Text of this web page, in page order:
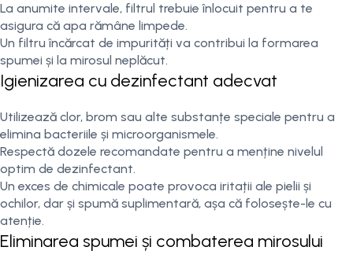
La anumite intervale, filtrul trebuie înlocuit pentru a te
asigura că apa rămâne limpede.
Un filtru încărcat de impurități va contribui la formarea
spumei și la mirosul neplăcut.
Igienizarea cu dezinfectant adecvat
Utilizează clor, brom sau alte substanțe speciale pentru a
elimina bacteriile și microorganismele.
Respectă dozele recomandate pentru a menține nivelul
optim de dezinfectant.
Un exces de chimicale poate provoca iritații ale pielii și
ochilor, dar și spumă suplimentară, așa că folosește-le cu
atenție.
Eliminarea spumei și combaterea mirosului